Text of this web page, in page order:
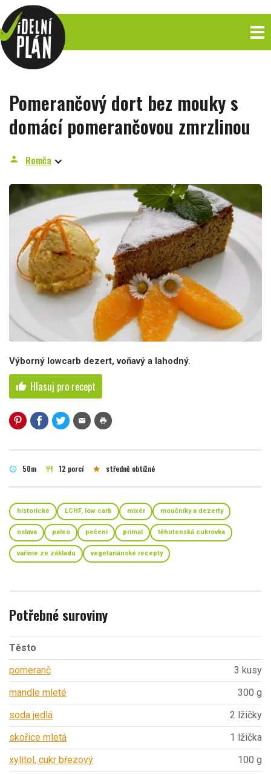
Pomerančový dort bez mouky s
domácí pomerančovou zmrzlinou
person Romča
Výborný lowcarb dezert, voňavý a lahodný.
thumb_up Hlasuj pro recept
mail print
schedule 50m restaurant 12 porcí star středně obtížné
historické LCHF, low carb mixér moučníky a dezerty
oslava paleo pečení primal těhotenská cukrovka
vaříme ze základu vegetariánské recepty
Potřebné suroviny
Těsto
pomeranč
3 kusy
mandle mleté
300 g
soda jedlá
2 lžičky
skořice mletá
1 lžička
xylitol, cukr březový
100 g